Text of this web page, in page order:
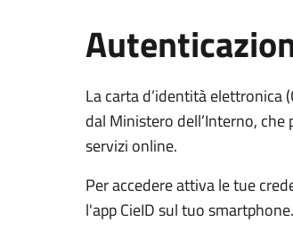
La carta d’identità elettronica
dal Ministero dell’Interno,
servizi online.
Per accedere attiva le tue
l'app CieID sul tuo smartphone.